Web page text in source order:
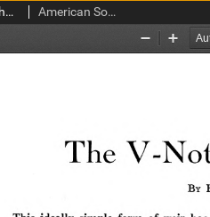
Transactions of the American Society of Mechanical Engineers RP 56-9 (1934) American Society of Mechanical Engineers